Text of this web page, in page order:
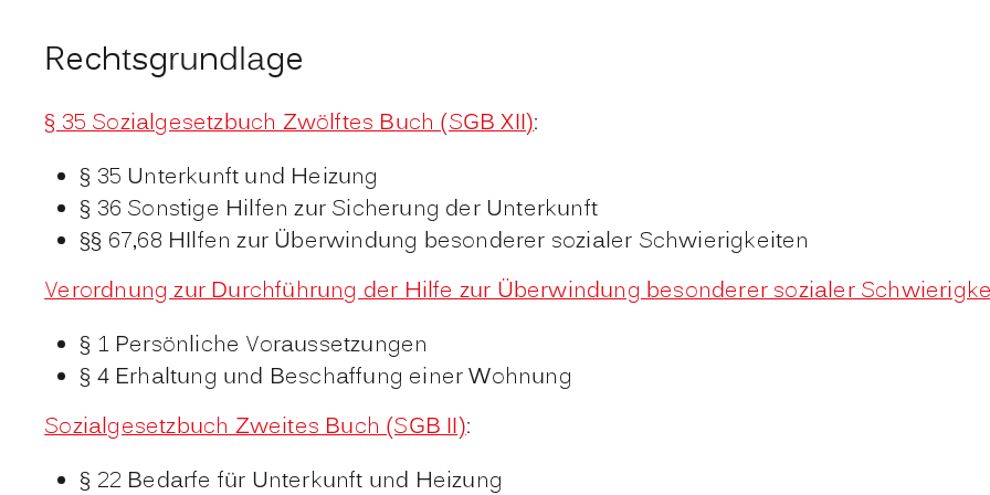
Rechtsgrundlage
§ 35 Sozialgesetzbuch Zwölftes Buch (SGB XII):
§ 35 Unterkunft und Heizung
§ 36 Sonstige Hilfen zur Sicherung der Unterkunft
§§ 67,68 HIlfen zur Überwindung besonderer sozialer Schwierigkeiten
Verordnung zur Durchführung der Hilfe zur Überwindung besonderer sozialer
§ 1 Persönliche Voraussetzungen
§ 4 Erhaltung und Beschaffung einer Wohnung
Sozialgesetzbuch Zweites Buch (SGB II):
§ 22 Bedarfe für Unterkunft und Heizung